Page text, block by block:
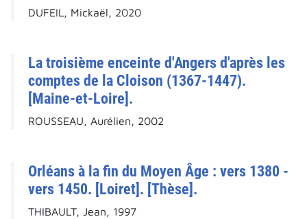
DUFEIL, Mickaël, 2020
La troisième enceinte d'Angers d'après les
comptes de la Cloison (1367-1447).
[Maine-et-Loire].
ROUSSEAU, Aurélien, 2002
Orléans à la fin du Moyen Âge : vers 1380 -
vers 1450. [Loiret]. [Thèse].
THIBAULT, Jean, 1997